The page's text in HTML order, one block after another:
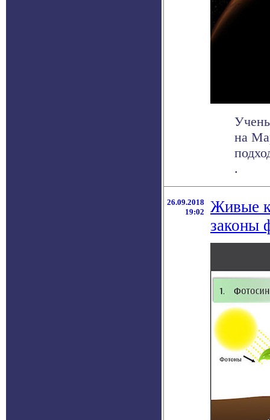
на
.
26.09.2018
19:02
Живые
законы